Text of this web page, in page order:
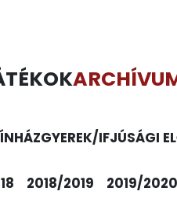
GYEREK/IFJÚSÁGI
2018/2019 2019/2020